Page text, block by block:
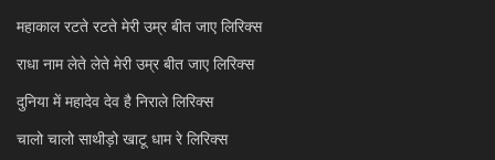
महाकाल रटते रटते मेरी उम्र बीत जाए लिरिक्स
राधा नाम लेते लेते मेरी उम्र बीत जाए लिरिक्स
दुनिया में महादेव देव है निराले लिरिक्स
चालो चालो साथीड़ो खाटू धाम रे लिरिक्स